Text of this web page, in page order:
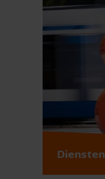
Diensten